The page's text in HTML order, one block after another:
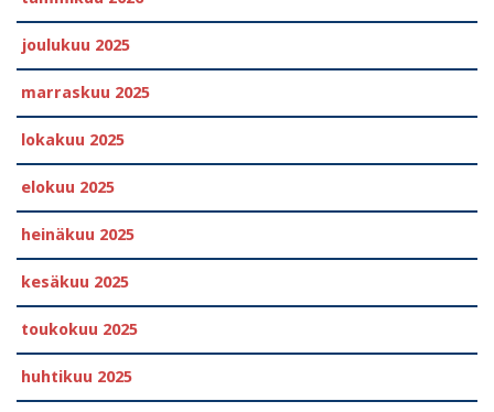
joulukuu 2025
marraskuu 2025
lokakuu 2025
elokuu 2025
heinäkuu 2025
kesäkuu 2025
toukokuu 2025
huhtikuu 2025